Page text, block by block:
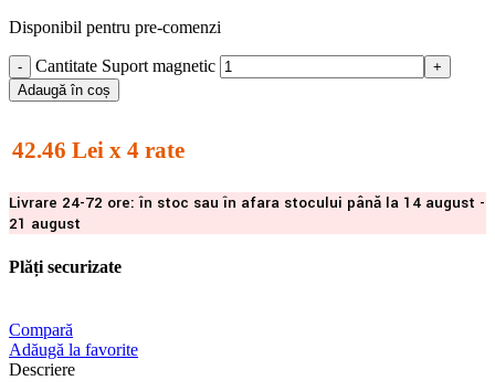
Disponibil pentru pre-comenzi
Cantitate Suport magnetic
Adaugă în coș
42.46 Lei x 4 rate
Livrare 24-72 ore: în stoc sau în afara stocului până la 14 august -
21 august
Plăți securizate
Compară
Adăugă la favorite
Descriere